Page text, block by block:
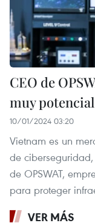
CEO de
muy
10/01/2024 03:20
Vietnam es un
de
de OPSWAT,
para proteger
VER MÁS